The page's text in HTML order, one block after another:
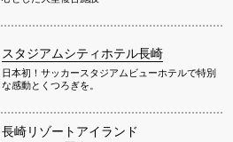
スタジアムシティホテル長崎
日本初！サッカースタジアムビューホテルで特別
な感動とくつろぎを。
長崎リゾートアイランド